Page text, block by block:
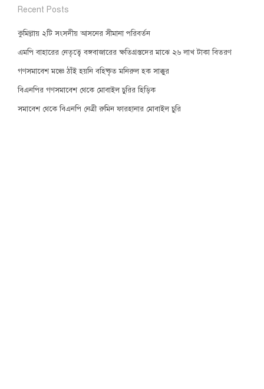
Recent Posts
কুমিল্লায় ২টি সংসদীয় আসনের সীমানা পরিবর্তন
এমপি বাহারের নেতৃত্বে বঙ্গবাজারের ক্ষতিগ্রস্তদের মাঝে ২৬ লাখ টাকা বিতরণ
গণসমাবেশ মঞ্চে ঠাঁই হয়নি বহিষ্কৃত মনিরুল হক সাক্কুর
বিএনপির গণসমাবেশ থেকে মোবাইল চুরির হিড়িক
সমাবেশ থেকে বিএনপি নেত্রী রুমিন ফারহানার মোবাইল চুরি